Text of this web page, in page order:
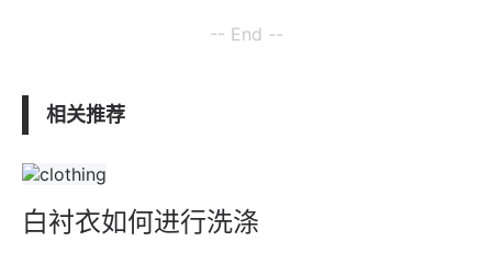
-- End --
相关推荐
白衬衣如何进行洗涤